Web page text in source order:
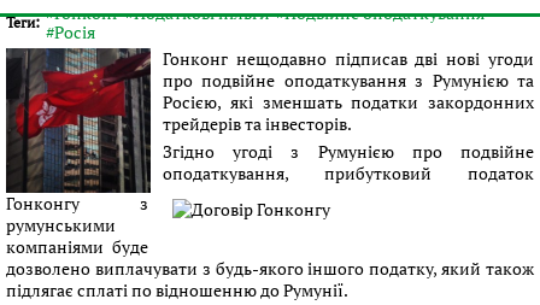
Теги: #Гонконг #Податкові пільги #Подвійне оподаткування
#Росія
Гонконг нещодавно підписав дві нові угоди
про подвійне оподаткування з Румунією та
Росією, які зменшать податки закордонних
трейдерів та інвесторів.
Згідно угоді з Румунією про подвійне
оподаткування, прибутковий податок
Гонконгу з
румунськими
компаніями буде
дозволено виплачувати з будь-якого іншого податку, який також
підлягає сплаті по відношенню до Румунії.